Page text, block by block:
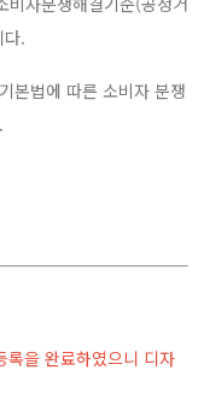
.
본법에 따른 소비자 분쟁
록을 완료하였으니 디자